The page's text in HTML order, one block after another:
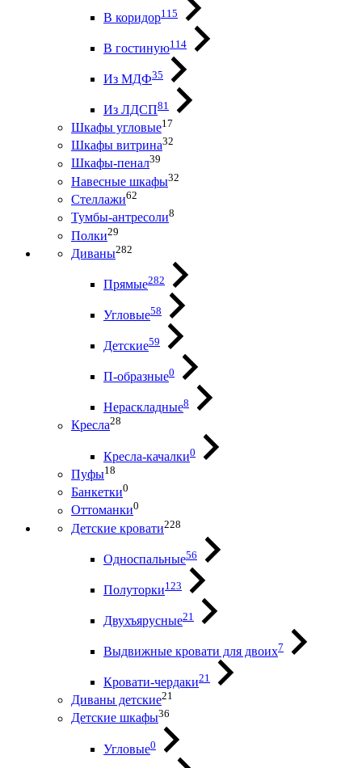
В коридор115
В гостиную114
Из МДФ35
Из ЛДСП81
Шкафы угловые17
Шкафы витрина32
Шкафы-пенал39
Навесные шкафы32
Стеллажи62
Тумбы-антресоли8
Полки29
Диваны282
Прямые282
Угловые58
Детские59
П-образные0
Нераскладные8
Кресла28
Кресла-качалки0
Пуфы18
Банкетки0
Оттоманки0
Детские кровати228
Односпальные56
Полуторки123
Двухъярусные21
Выдвижные кровати для двоих7
Кровати-чердаки21
Диваны детские21
Детские шкафы36
Угловые0